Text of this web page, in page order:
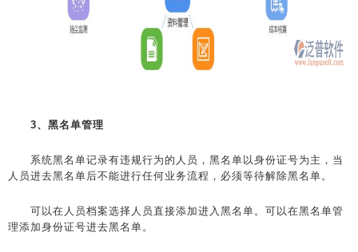
3、黑名单管理
系统黑名单记录有违规行为的人员，黑名单以身份证号为主，当
人员进去黑名单后不能进行任何业务流程，必须等待解除黑名单。
可以在人员档案选择人员直接添加进入黑名单。可以在黑名单管
理添加身份证号进去黑名单。